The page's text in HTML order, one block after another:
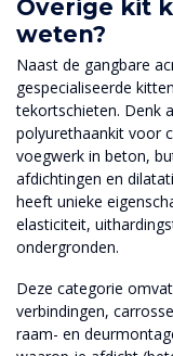
Overige kit
weten?
Naast de gangbare
gespecialiseerde
tekortschieten. Denk
polyurethaankit voor
voegwerk in beton,
afdichtingen en
heeft unieke
elasticiteit,
ondergronden.
Deze categorie
verbindingen,
raam- en